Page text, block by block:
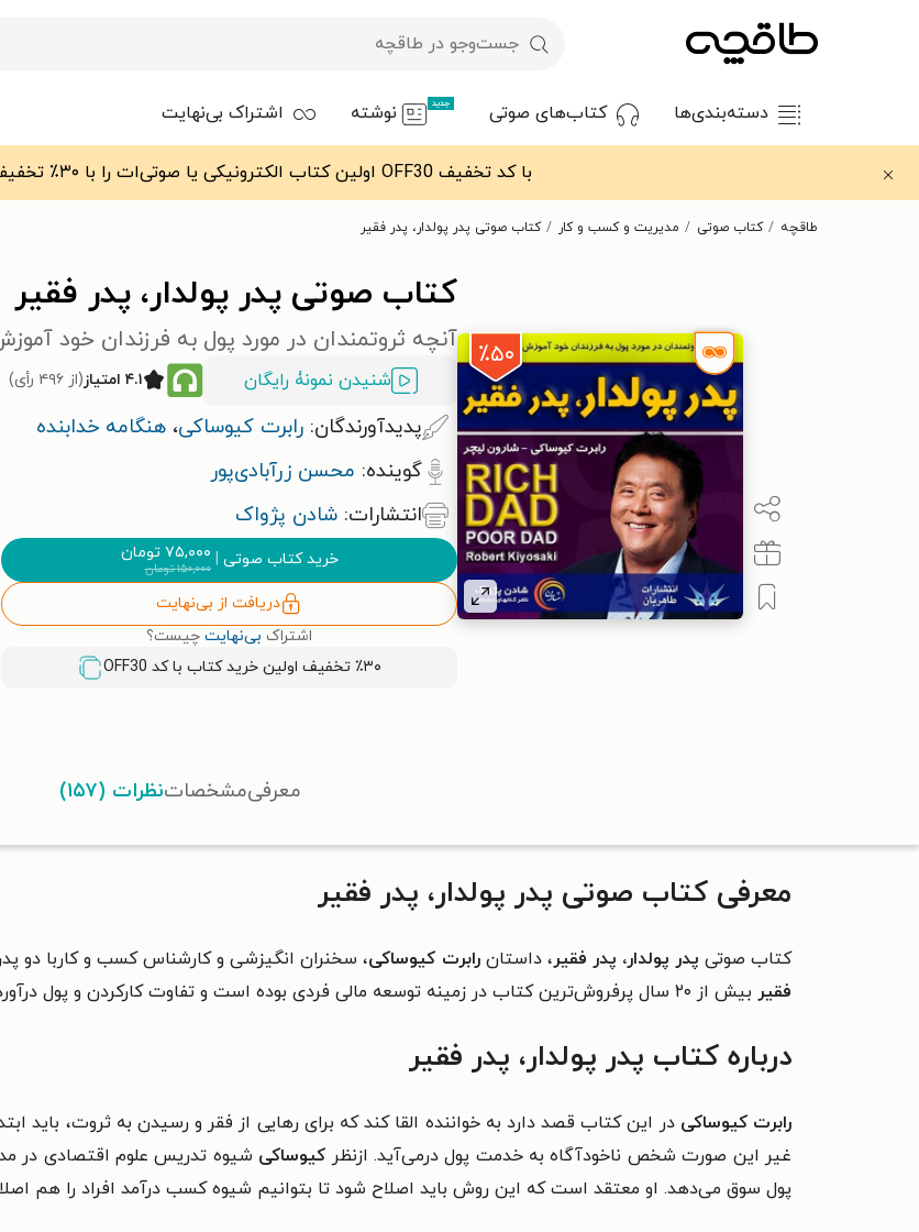
دسته‌بندی‌ها کتاب‌های صوتی جدید نوشته اشتراک بی‌نهایت
با کد تخفیف OFF30 اولین کتاب الکترونیکی یا صوتی‌ات را با ۳۰٪ تخفیف از طاقچه دریافت کن.
طاقچه کتاب صوتی مدیریت و کسب و کار کتاب صوتی پدر پولدار، پدر فقیر
٪۵۰
کتاب صوتی پدر پولدار، پدر فقیر
آنچه ثروتمندان در مورد پول به فرزندان خود
شنیدن نمونۀ رایگان ۴.۱ امتیاز (از ۴۹۶ رأی)
پدیدآورندگان: رابرت کیوساکی، هنگامه خدابنده
گوینده: محسن زرآبادی‌پور
انتشارات: شادن پژواک
خرید کتاب صوتی | ۷۵,۰۰۰ تومان
۱۵۰,۰۰۰تومان
دریافت از بی‌نهایت
اشتراک بی‌نهایت چیست؟
٪۳۰ تخفیف اولین خرید کتاب با کد
OFF30
معرفیمشخصاتنظرات (۱۵۷)
معرفی کتاب صوتی پدر پولدار، پدر فقیر
کتاب صوتی پدر پولدار، پدر فقیر، داستان رابرت کیوساکی، سخنران انگیزشی و کارشناس کسب و کاربا دو
فقیر بیش از ۲۰ سال پرفروش‌ترین کتاب در زمینه توسعه مالی فردی بوده است و تفاوت کارکردن و پول درآوردن را برای شما توضیح می‌دهد.
درباره کتاب پدر پولدار، پدر فقیر
رابرت کیوساکی در این کتاب قصد دارد به خواننده القا کند که برای رهایی از فقر و رسیدن به ثروت، باید
غیر این صورت شخص ناخودآگاه به خدمت پول درمی‌آید. ازنظر کیوساکی شیوه تدریس علوم اقتصادی در
پول سوق می‌دهد. او معتقد است که این روش باید اصلاح شود تا بتوانیم شیوه کسب درآمد افراد را هم